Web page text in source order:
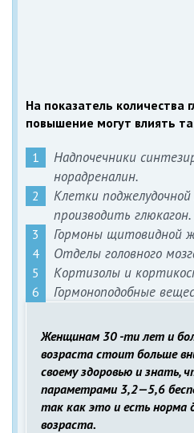
На показатель количества
повышение могут влиять
Надпочечники
норадреналин.
Клетки
производить глюкагон.
Гормоны щитовидной
Отделы головного
Кортизолы и
Гормоноподобные
Женщинам 30 -ти лет и
возраста стоит больше
своему здоровью и знать,
параметрами 3,2—5,6
так как это и есть норма
возраста.